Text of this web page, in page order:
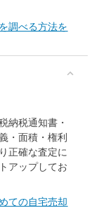
調べる方法を
納税通知書・
・面積・権利
正確な査定に
アップしてお
ての自宅売却